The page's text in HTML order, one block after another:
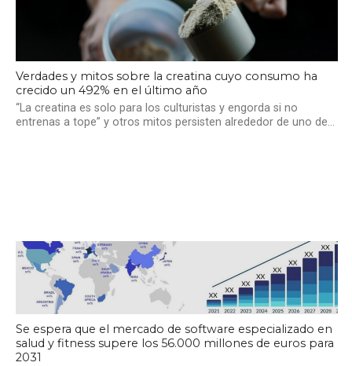
Verdades y mitos sobre la creatina cuyo consumo ha
crecido un 492% en el último año
“La creatina es solo para los culturistas y engorda si no
entrenas a tope” y otros mitos persisten alrededor de uno de...
Se espera que el mercado de software especializado en
salud y fitness supere los 56.000 millones de euros para
2031